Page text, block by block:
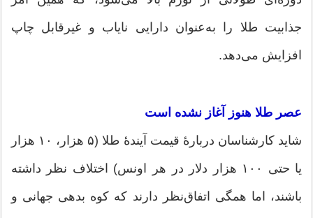
جذابیت طلا را به‌عنوان دارایی نایاب و غیرقابل چاپ
افزایش می‌دهد.
عصر طلا هنوز آغاز نشده است
شاید کارشناسان دربارهٔ قیمت آیندهٔ طلا (۵ هزار، ۱۰ هزار
یا حتی ۱۰۰ هزار دلار در هر اونس) اختلاف نظر داشته
باشند، اما همگی اتفاق‌نظر دارند که کوه بدهی جهانی و